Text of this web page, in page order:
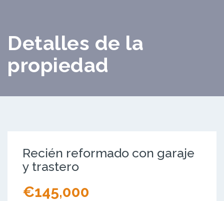
Detalles de la
propiedad
Recién reformado con garaje
y trastero
€145,000